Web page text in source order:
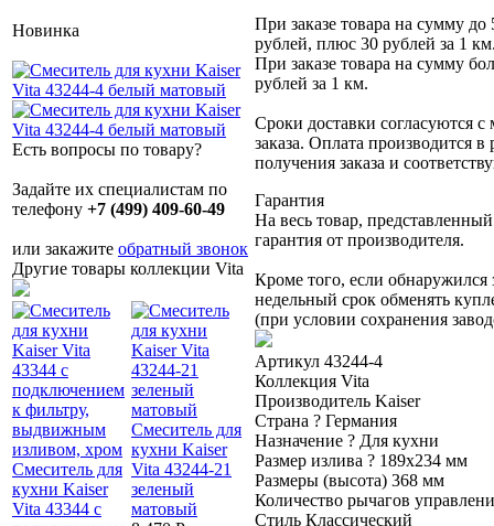
Новинка
Есть вопросы по товару?
Задайте их специалистам по
телефону +7 (499) 409-60-49
или закажите обратный звонок
Другие товары коллекции Vita
Смеситель для
кухни Kaiser
Vita 43344 с
Смеситель для
кухни Kaiser
Vita 43244-21
зеленый
матовый
Смеситель для
кухни Kaiser
Vita 43344-17 с
Смеситель для
раковины
KAISER Vita
43211-15
вороненая
При заказе товара на сумму до
рублей, плюс 30 рублей за 1
При заказе товара на сумму
рублей за 1 км.
Сроки доставки согласуются
заказа. Оплата производится
получения заказа и
Гарантия
На весь товар,
гарантия от производителя.
Кроме того, если
недельный срок обменять
(при условии сохранения
Артикул 43244-4
Коллекция Vita
Производитель Kaiser
Страна ? Германия
Назначение ? Для кухни
Размер излива ? 189х234 мм
Размеры (высота) 368 мм
Количество рычагов
Стиль Классический